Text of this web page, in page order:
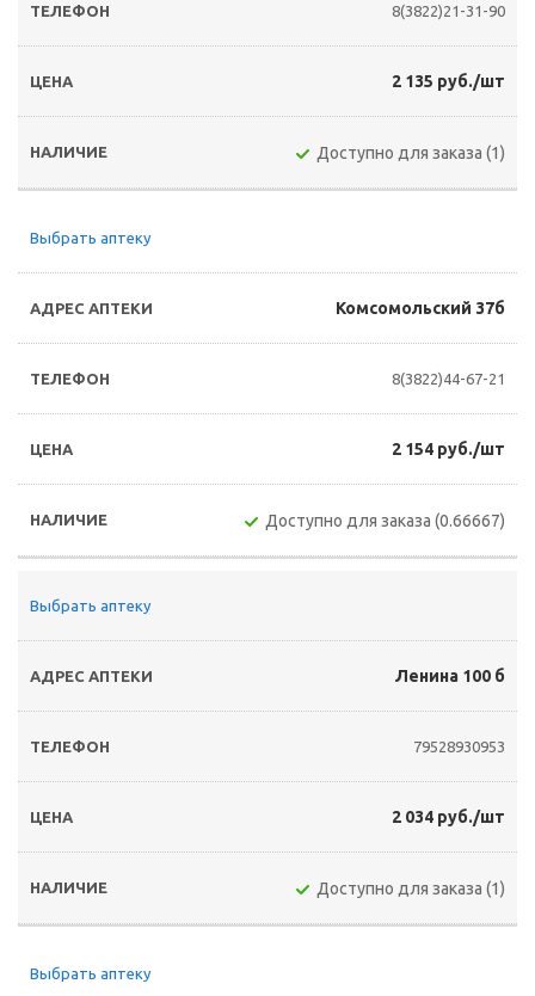
8(3822)21-31-90
2 135 руб./шт
Доступно для заказа (1)
Выбрать аптеку
Комсомольский 37б
8(3822)44-67-21
2 154 руб./шт
Доступно для заказа (0.66667)
Выбрать аптеку
Ленина 100 б
79528930953
2 034 руб./шт
Доступно для заказа (1)
Выбрать аптеку